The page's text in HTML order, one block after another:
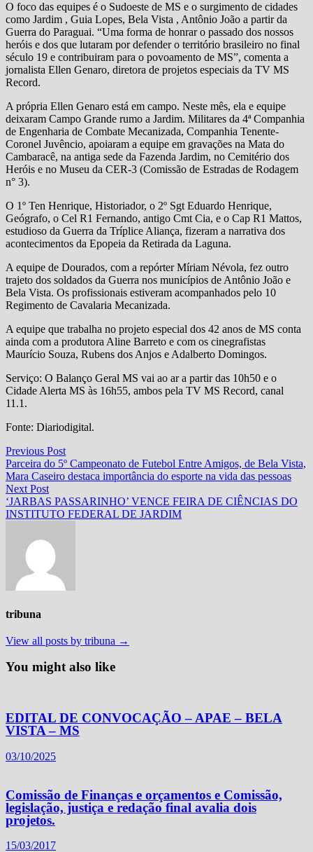
O foco das equipes é o Sudoeste de MS e o surgimento de cidades
como Jardim , Guia Lopes, Bela Vista , Antônio João a partir da
Guerra do Paraguai. “Uma forma de honrar o passado dos nossos
heróis e dos que lutaram por defender o território brasileiro no final
século 19 e contribuiram para o povoamento de MS”, comenta a
jornalista Ellen Genaro, diretora de projetos especiais da TV MS
Record.
A própria Ellen Genaro está em campo. Neste mês, ela e equipe
deixaram Campo Grande rumo a Jardim. Militares da 4ª Companhia
de Engenharia de Combate Mecanizada, Companhia Tenente-
Coronel Juvêncio, apoiaram a equipe em gravações na Mata do
Cambaracê, na antiga sede da Fazenda Jardim, no Cemitério dos
Heróis e no Museu da CER-3 (Comissão de Estradas de Rodagem
n° 3).
O 1º Ten Henrique, Historiador, o 2º Sgt Eduardo Henrique,
Geógrafo, o Cel R1 Fernando, antigo Cmt Cia, e o Cap R1 Mattos,
estudioso da Guerra da Tríplice Aliança, fizeram a narrativa dos
acontecimentos da Epopeia da Retirada da Laguna.
A equipe de Dourados, com a repórter Míriam Névola, fez outro
trajeto dos soldados da Guerra nos municípios de Antônio João e
Bela Vista. Os profissionais estiveram acompanhados pelo 10
Regimento de Cavalaria Mecanizada.
A equipe que trabalha no projeto especial dos 42 anos de MS conta
ainda com a produtora Aline Barreto e com os cinegrafistas
Maurício Souza, Rubens dos Anjos e Adalberto Domingos.
Serviço: O Balanço Geral MS vai ao ar a partir das 10h50 e o
Cidade Alerta MS às 16h55, ambos pela TV MS Record, canal
11.1.
Fonte: Diariodigital.
Navegação
de
Post
Previous PostPrevious
post:
Parceira do 5º Campeonato de Futebol Entre Amigos, de Bela Vista,
Mara Caseiro destaca importância do esporte na vida das pessoas
Next PostNext
post:
‘JARBAS PASSARINHO’ VENCE FEIRA DE CIÊNCIAS DO
INSTITUTO FEDERAL DE JARDIM
tribuna
View all posts by tribuna →
You might also like
EDITAL DE CONVOCAÇÃO – APAE – BELA
VISTA – MS
03/10/2025
Comissão de Finanças e orçamentos e Comissão,
legislação, justiça e redação final avalia dois
projetos.
15/03/2017